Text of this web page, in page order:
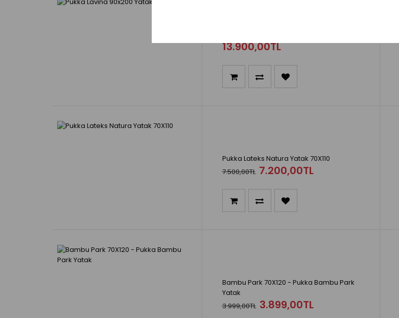
13.900,00TL
Pukka Lateks Natura Yatak 70X110
7.500,00TL 7.200,00TL
Bambu Park 70X120 - Pukka Bambu Park
Yatak
3.999,00TL 3.899,00TL